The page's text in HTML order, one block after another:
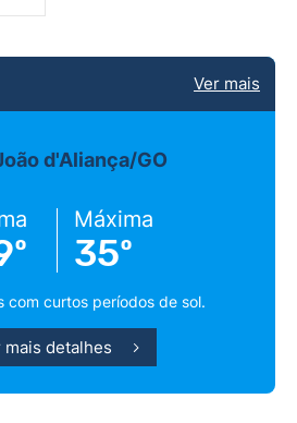
Ver mais
d'Aliança/GO
Máxima
35º
com curtos períodos de sol.
mais detalhes